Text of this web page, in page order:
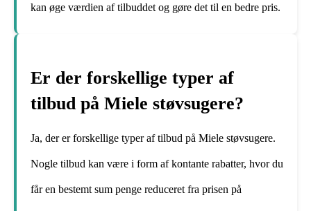
kan øge værdien af tilbuddet og gøre det til en bedre pris.
Er der forskellige typer af
tilbud på Miele støvsugere?
Ja, der er forskellige typer af tilbud på Miele støvsugere.
Nogle tilbud kan være i form af kontante rabatter, hvor du
får en bestemt sum penge reduceret fra prisen på